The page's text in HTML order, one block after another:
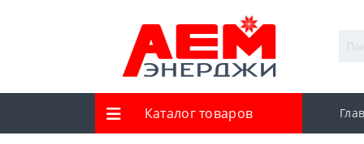
Каталог товаров